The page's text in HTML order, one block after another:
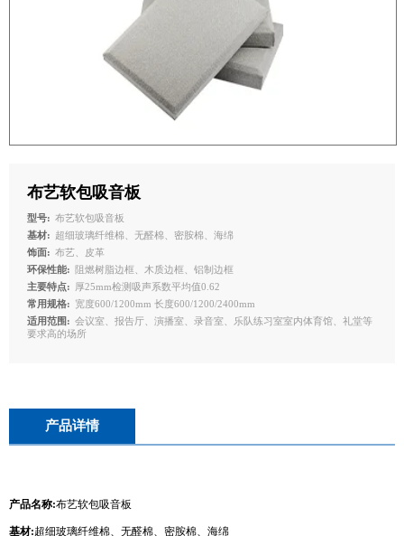
布艺软包吸音板
型号: 布艺软包吸音板
基材:
超细玻璃纤维棉、无醛棉、密胺棉、海绵
饰面: 布艺、皮革
环保性能:
阻燃树脂边框、木质边框、铝制边框
主要特点:
厚25mm检测吸声系数平均值0.62
常用规格:
宽度600/1200mm 长度600/1200/2400mm
适用范围: 会议室、报告厅、演播室、录音室、乐队练习室室内体育馆、礼堂等
要求高的场所
产品详情
产品名称:布艺软包吸音板
基材:超细玻璃纤维棉、无醛棉、密胺棉、海绵